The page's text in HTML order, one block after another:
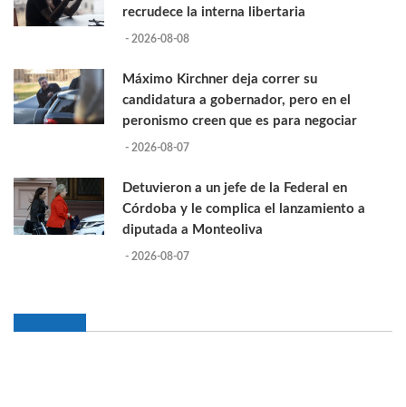
recrudece la interna libertaria
- 2026-08-08
Máximo Kirchner deja correr su
candidatura a gobernador, pero en el
peronismo creen que es para negociar
- 2026-08-07
Detuvieron a un jefe de la Federal en
Córdoba y le complica el lanzamiento a
diputada a Monteoliva
- 2026-08-07